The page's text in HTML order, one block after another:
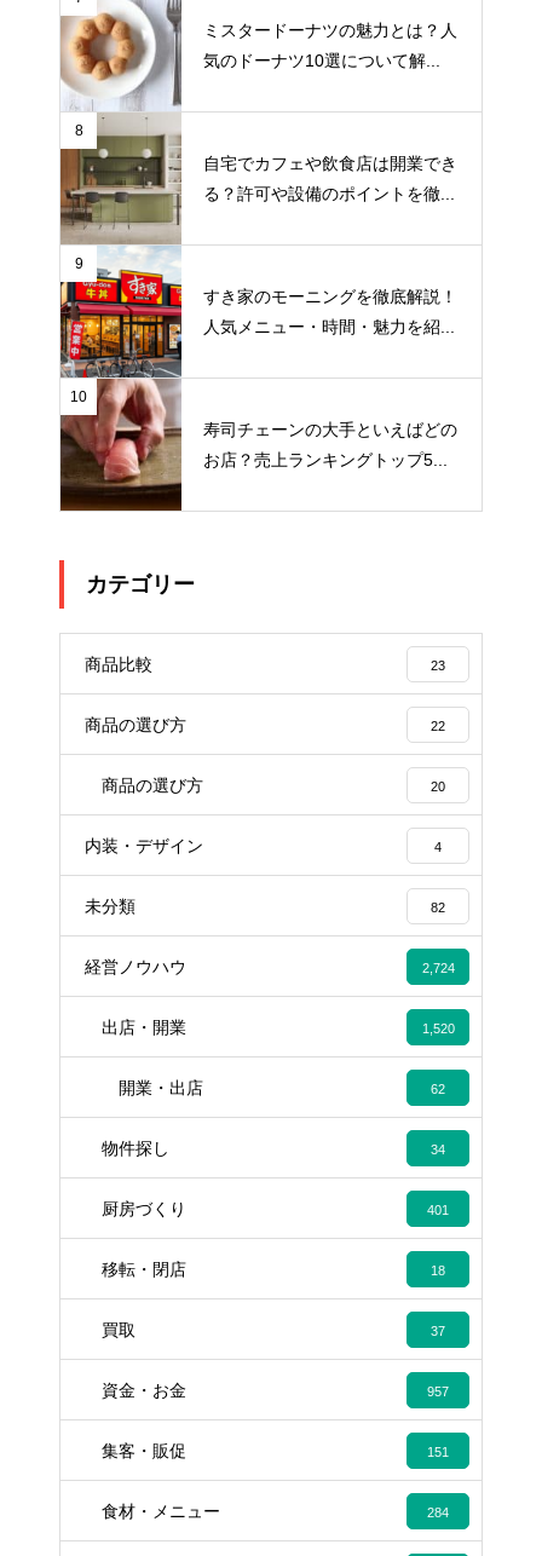
ミスタードーナツの魅力とは？人
気のドーナツ10選について解...
8
自宅でカフェや飲食店は開業でき
る？許可や設備のポイントを徹...
9
すき家のモーニングを徹底解説！
人気メニュー・時間・魅力を紹...
10
寿司チェーンの大手といえばどの
お店？売上ランキングトップ5...
カテゴリー
商品比較 23
商品の選び方 22
商品の選び方 20
内装・デザイン 4
未分類 82
経営ノウハウ 2,724
出店・開業 1,520
開業・出店 62
物件探し 34
厨房づくり 401
移転・閉店 18
買取 37
資金・お金 957
集客・販促 151
食材・メニュー 284